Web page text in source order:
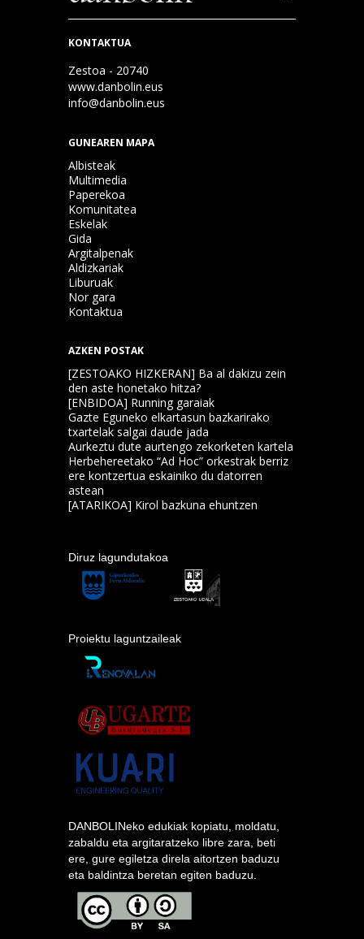
KONTAKTUA
Zestoa - 20740
www.danbolin.eus
info@danbolin.eus
GUNEAREN MAPA
Albisteak
Multimedia
Paperekoa
Komunitatea
Eskelak
Gida
Argitalpenak
Aldizkariak
Liburuak
Nor gara
Kontaktua
AZKEN POSTAK
[ZESTOAKO HIZKERAN] Ba al dakizu zein
den aste honetako hitza?
[ENBIDOA] Running garaiak
Gazte Eguneko elkartasun bazkarirako
txartelak salgai daude jada
Aurkeztu dute aurtengo zekorketen kartela
Herbehereetako “Ad Hoc” orkestrak berriz
ere kontzertua eskainiko du datorren
astean
[ATARIKOA] Kirol bazkuna ehuntzen
Diruz lagundutakoa
Proiektu laguntzaileak
DANBOLINeko edukiak kopiatu, moldatu,
zabaldu eta argitaratzeko libre zara, beti
ere, gure egiletza direla aitortzen baduzu
eta baldintza beretan egiten baduzu.